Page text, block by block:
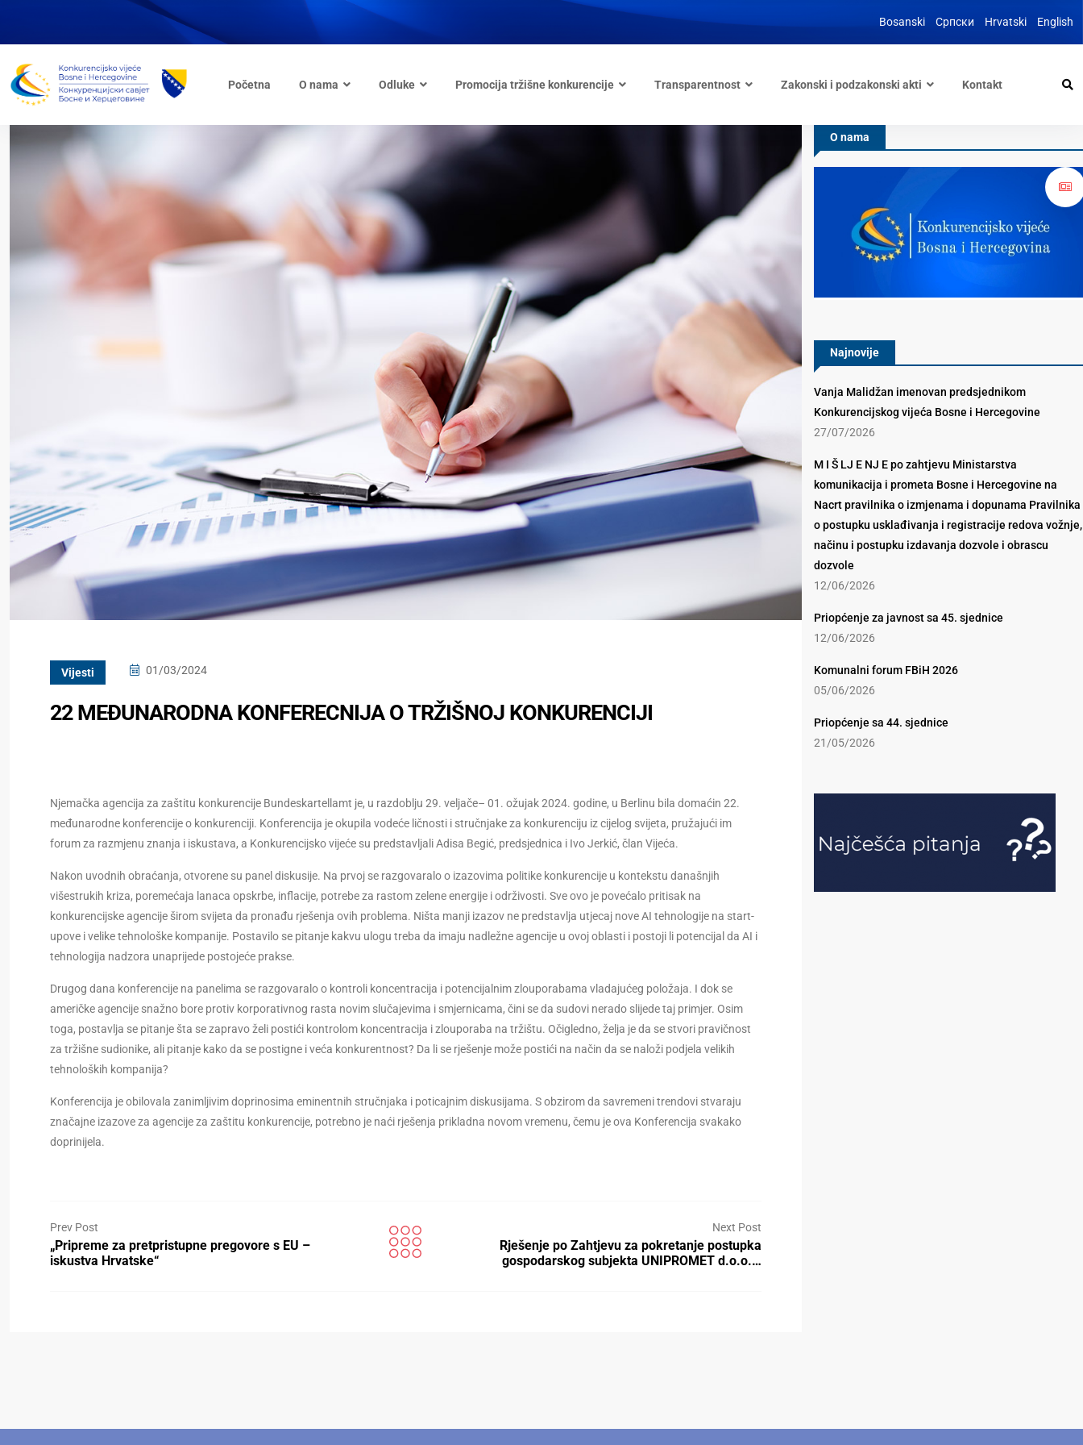
Bosanski Српски Hrvatski English
Početna O nama Odluke Promocija tržišne konkurencije Transparentnost Zakonski i podzakonski akti Kontakt
Vijesti 01/03/2024
22 MEĐUNARODNA KONFERECNIJA O TRŽIŠNOJ KONKURENCIJI
Njemačka agencija za zaštitu konkurencije Bundeskartellamt je, u razdoblju 29. veljače– 01. ožujak 2024. godine, u Berlinu bila domaćin 22.
međunarodne konferencije o konkurenciji. Konferencija je okupila vodeće ličnosti i stručnjake za konkurenciju iz cijelog svijeta, pružajući im
forum za razmjenu znanja i iskustava, a Konkurencijsko vijeće su predstavljali Adisa Begić, predsjednica i Ivo Jerkić, član Vijeća.
Nakon uvodnih obraćanja, otvorene su panel diskusije. Na prvoj se razgovaralo o izazovima politike konkurencije u kontekstu današnjih
višestrukih kriza, poremećaja lanaca opskrbe, inflacije, potrebe za rastom zelene energije i održivosti. Sve ovo je povećalo pritisak na
konkurencijske agencije širom svijeta da pronađu rješenja ovih problema. Ništa manji izazov ne predstavlja utjecaj nove AI tehnologije na start-
upove i velike tehnološke kompanije. Postavilo se pitanje kakvu ulogu treba da imaju nadležne agencije u ovoj oblasti i postoji li potencijal da AI i
tehnologija nadzora unaprijede postojeće prakse.
Drugog dana konferencije na panelima se razgovaralo o kontroli koncentracija i potencijalnim zlouporabama vladajućeg položaja. I dok se
američke agencije snažno bore protiv korporativnog rasta novim slučajevima i smjernicama, čini se da sudovi nerado slijede taj primjer. Osim
toga, postavlja se pitanje šta se zapravo želi postići kontrolom koncentracija i zlouporaba na tržištu. Očigledno, želja je da se stvori pravičnost
za tržišne sudionike, ali pitanje kako da se postigne i veća konkurentnost? Da li se rješenje može postići na način da se naloži podjela velikih
tehnoloških kompanija?
Konferencija je obilovala zanimljivim doprinosima eminentnih stručnjaka i poticajnim diskusijama. S obzirom da savremeni trendovi stvaraju
značajne izazove za agencije za zaštitu konkurencije, potrebno je naći rješenja prikladna novom vremenu, čemu je ova Konferencija svakako
doprinijela.
Prev Post
„Pripreme za pretpristupne pregovore s EU –
iskustva Hrvatske“
Next Post
Rješenje po Zahtjevu za pokretanje postupka
gospodarskog subjekta UNIPROMET d.o.o.…
O nama
Najnovije
Vanja Malidžan imenovan predsjednikom
Konkurencijskog vijeća Bosne i Hercegovine
27/07/2026
M I Š LJ E NJ E po zahtjevu Ministarstva
komunikacija i prometa Bosne i Hercegovine na
Nacrt pravilnika o izmjenama i dopunama Pravilnika
o postupku usklađivanja i registracije redova vožnje,
načinu i postupku izdavanja dozvole i obrascu
dozvole
12/06/2026
Priopćenje za javnost sa 45. sjednice
12/06/2026
Komunalni forum FBiH 2026
05/06/2026
Priopćenje sa 44. sjednice
21/05/2026